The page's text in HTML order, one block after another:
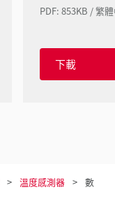
PDF: 853KB / 繁
下載
溫度感測器
數